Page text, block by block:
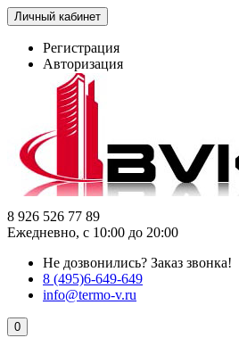
Личный кабинет
Регистрация
Авторизация
8 926 526 77 89
Ежедневно, с 10:00 до 20:00
Не дозвонились? Заказ звонка!
8 (495)6-649-649
info@termo-v.ru
0